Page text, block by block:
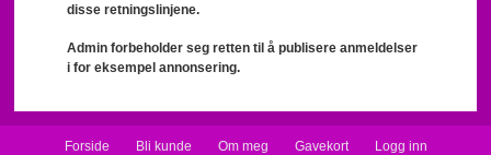
disse retningslinjene.
Admin forbeholder seg retten til å publisere anmeldelser
i for eksempel annonsering.
Forside Bli kunde Om meg Gavekort Logg inn